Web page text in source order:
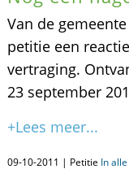
Van de
petitie een
vertraging.
23 september
+Lees meer...
09-10-2011 | Petitie In